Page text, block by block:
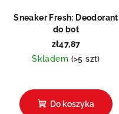
Sneaker Fresh: Deodorant
do bot
zł47,87
Skladem (>5 szt)
ocena
produktu
Do koszyka